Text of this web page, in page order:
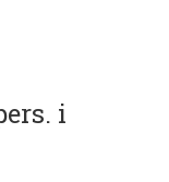
i